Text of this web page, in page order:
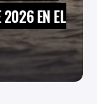
2026 EN EL